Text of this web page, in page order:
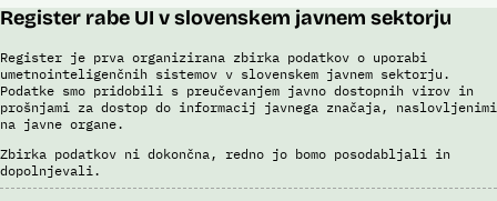
Register rabe UI v slovenskem javnem sektorju
Register je prva organizirana zbirka podatkov o uporabi
umetnointeligenčnih sistemov v slovenskem javnem sektorju.
Podatke smo pridobili s preučevanjem javno dostopnih virov in
prošnjami za dostop do informacij javnega značaja, naslovljenimi
na javne organe.
Zbirka podatkov ni dokončna, redno jo bomo posodabljali in
dopolnjevali.